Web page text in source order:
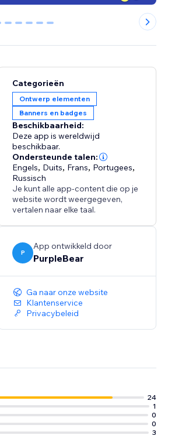
2 3 4 5 6
Categorieën
Ontwerp elementen
Banners en badges
Beschikbaarheid:
Deze app is wereldwijd
beschikbaar.
Ondersteunde talen:
Engels, Duits, Frans, Portugees,
Russisch
Je kunt alle app-content die op je
website wordt weergegeven,
vertalen naar elke taal.
P
App ontwikkeld door
PurpleBear
Ga naar onze website
Klantenservice
Privacybeleid
24
1
0
0
3